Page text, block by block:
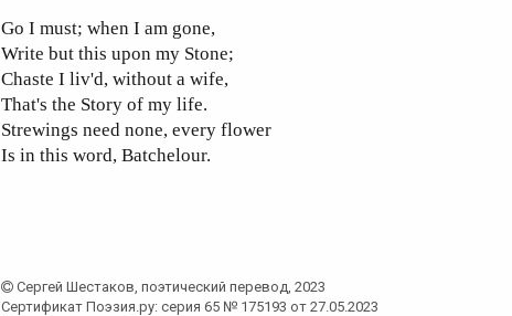
Go I must; when I am gone,
Write but this upon my Stone;
Chaste I liv'd, without a wife,
That's the Story of my life.
Strewings need none, every flower
Is in this word, Batchelour.
Сергей Шестаков, поэтический перевод, 2023
Сертификат Поэзия.ру: серия 65 № 175193 от 27.05.2023